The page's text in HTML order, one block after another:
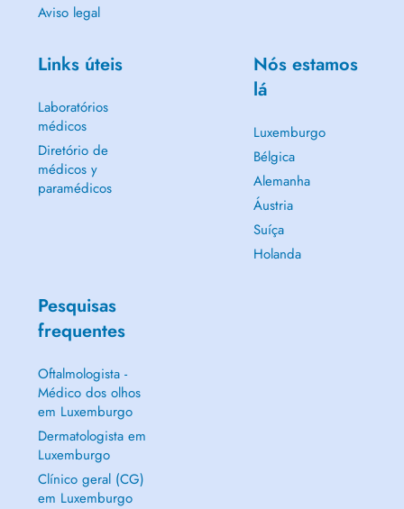
Aviso legal
Links úteis
Laboratórios
médicos
Diretório de
médicos y
paramédicos
Nós estamos
lá
Luxemburgo
Bélgica
Alemanha
Áustria
Suíça
Holanda
Pesquisas
frequentes
Oftalmologista -
Médico dos olhos
em Luxemburgo
Dermatologista em
Luxemburgo
Clínico geral (CG)
em Luxemburgo